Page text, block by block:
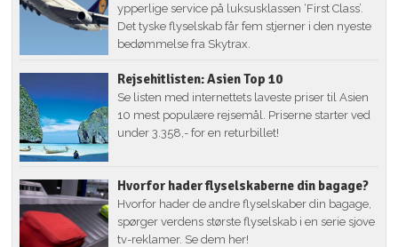
ypperlige service på luksusklassen ‘First Class’.
Det tyske flyselskab får fem stjerner i den nyeste
bedømmelse fra Skytrax.
Rejsehitlisten: Asien Top 10
Se listen med internettets laveste priser til Asien
10 mest populære rejsemål. Priserne starter ved
under 3.358,- for en returbillet!
Hvorfor hader flyselskaberne din bagage?
Hvorfor hader de andre flyselskaber din bagage,
spørger verdens største flyselskab i en serie sjove
tv-reklamer. Se dem her!